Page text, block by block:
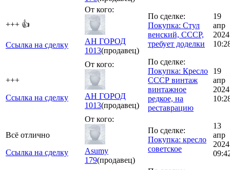
+++ 👍
Ссылка на сделку
От кого:
АН ГОРОД
1013(продавец)
По сделке:
Покупка: Стул
венский, СССР,
требует доделки
19
апр
2024
+++
Ссылка на сделку
От кого:
АН ГОРОД
1013(продавец)
По сделке:
Покупка: Кресло
СССР винтаж
винтажное
редкое, на
реставрацию
19
апр
2024
Всё отлично
Ссылка на сделку
От кого:
Asumy
179(продавец)
По сделке:
Покупка: кресло
советское
13
апр
2024